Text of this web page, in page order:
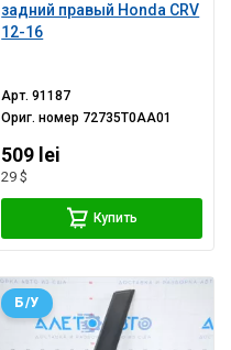
задний правый Honda CRV
12-16
Арт.91187
Ориг. номер 72735T0AA01
509 lei
29 $
Купить
Б/У